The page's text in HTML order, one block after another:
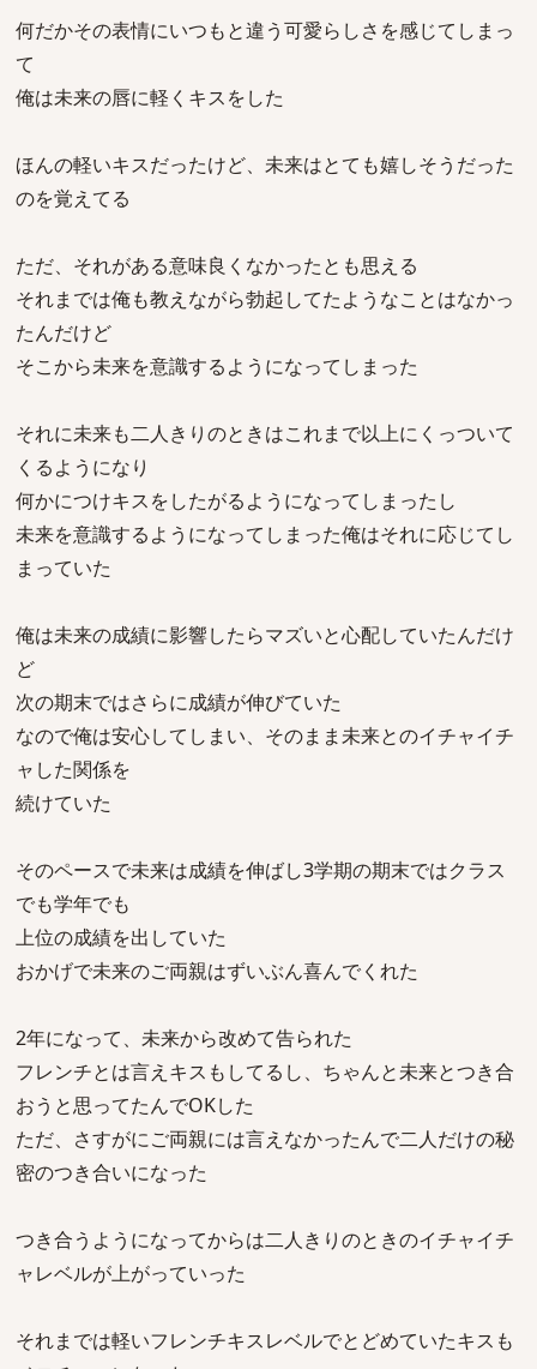
何だかその表情にいつもと違う可愛らしさを感じてしまっ
て
俺は未来の唇に軽くキスをした
ほんの軽いキスだったけど、未来はとても嬉しそうだった
のを覚えてる
ただ、それがある意味良くなかったとも思える
それまでは俺も教えながら勃起してたようなことはなかっ
たんだけど
そこから未来を意識するようになってしまった
それに未来も二人きりのときはこれまで以上にくっついて
くるようになり
何かにつけキスをしたがるようになってしまったし
未来を意識するようになってしまった俺はそれに応じてし
まっていた
俺は未来の成績に影響したらマズいと心配していたんだけ
ど
次の期末ではさらに成績が伸びていた
なので俺は安心してしまい、そのまま未来とのイチャイチ
ャした関係を
続けていた
そのペースで未来は成績を伸ばし3学期の期末ではクラス
でも学年でも
上位の成績を出していた
おかげで未来のご両親はずいぶん喜んでくれた
2年になって、未来から改めて告られた
フレンチとは言えキスもしてるし、ちゃんと未来とつき合
おうと思ってたんでOKした
ただ、さすがにご両親には言えなかったんで二人だけの秘
密のつき合いになった
つき合うようになってからは二人きりのときのイチャイチ
ャレベルが上がっていった
それまでは軽いフレンチキスレベルでとどめていたキスも